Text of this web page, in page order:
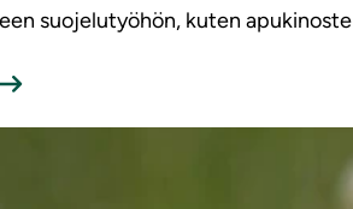
suojelutyöhön, kuten